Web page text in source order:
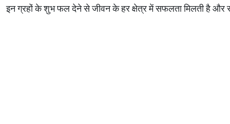
इन ग्रहों के शुभ फल देने से जीवन के हर क्षेत्र में सफलता मिलती है और